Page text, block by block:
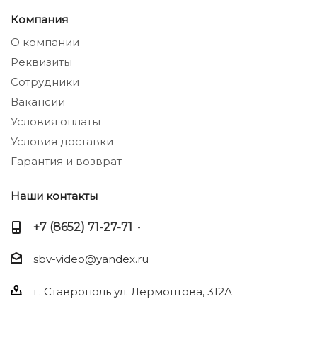
Компания
О компании
Реквизиты
Сотрудники
Вакансии
Условия оплаты
Условия доставки
Гарантия и возврат
Наши контакты
+7 (8652) 71-27-71
sbv-video@yandex.ru
г. Ставрополь ул. Лермонтова, 312А